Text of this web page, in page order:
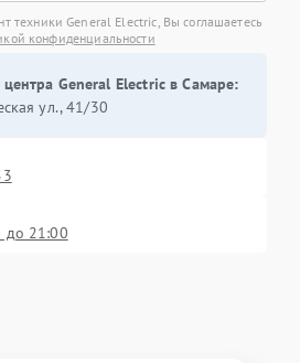
техники General Electric, Вы соглашаетесь
конфиденциальности
центра General Electric в Самаре:
ул., 41/30
до 21:00